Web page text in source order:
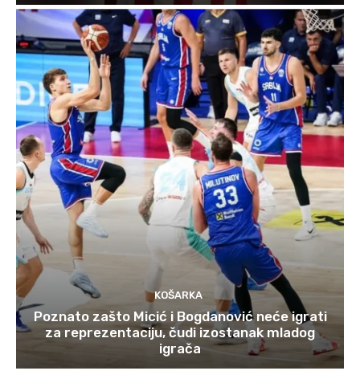
KOŠARKA
Poznato zašto Micić i Bogdanović neće igrati
za reprezentaciju, čudi izostanak mladog
igrača